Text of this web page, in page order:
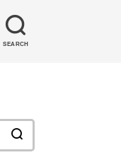
SEARCH